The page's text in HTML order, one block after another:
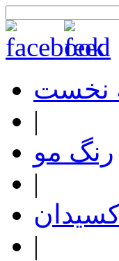
نخست
|
رنگ مو
|
|